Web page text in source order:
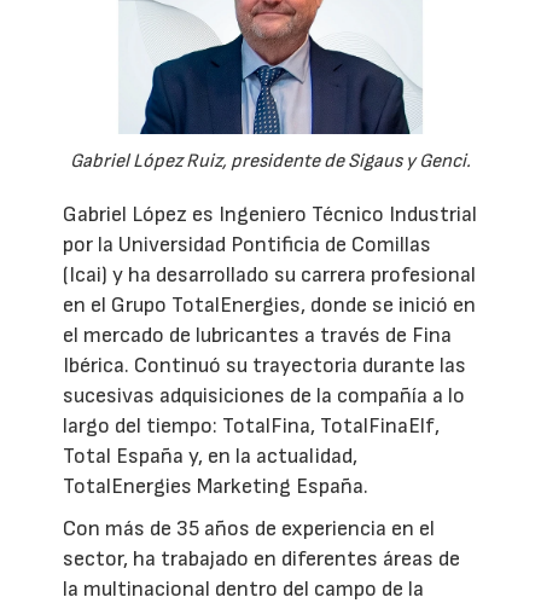
Gabriel López Ruiz, presidente de Sigaus y Genci.
Gabriel López es Ingeniero Técnico Industrial
por la Universidad Pontificia de Comillas
(Icai) y ha desarrollado su carrera profesional
en el Grupo TotalEnergies, donde se inició en
el mercado de lubricantes a través de Fina
Ibérica. Continuó su trayectoria durante las
sucesivas adquisiciones de la compañía a lo
largo del tiempo: TotalFina, TotalFinaElf,
Total España y, en la actualidad,
TotalEnergies Marketing España.
Con más de 35 años de experiencia en el
sector, ha trabajado en diferentes áreas de
la multinacional dentro del campo de la